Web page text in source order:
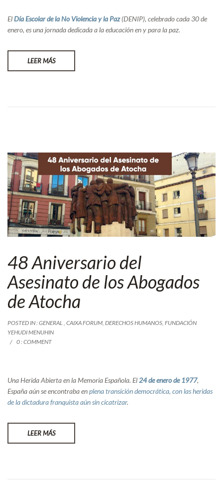
ElDía Escolar de la No Violencia y la Paz(DENIP), celebrado cada 30 de
enero, es una jornada dedicada a la educación en y para la paz.
LEER MÁS
48 Aniversario del
Asesinato de los Abogados
de Atocha
POSTED IN :GENERAL CAIXA FORUM DERECHOS HUMANOS FUNDACIÓN
YEHUDI MENUHIN
0 : COMMENT
Una Herida Abierta en la Memoria Española. El24 de enero de 1977,
España aún se encontraba enplena transición democrática, con las heridas
de la dictadura franquista aún sin cicatrizar.
LEER MÁS